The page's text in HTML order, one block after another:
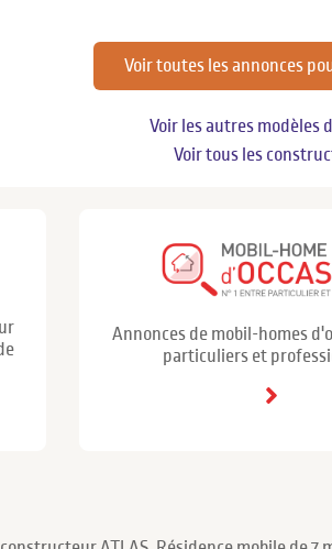
Voir toutes les annonces
Voir les autres modèles
Voir tous les
Annonces de mobil-homes
particuliers et